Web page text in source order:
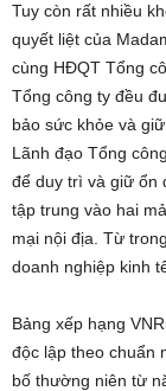
Tuy còn rất nhiều
quyết liệt của
cùng HĐQT Tổng
Tổng công ty đều
bảo sức khỏe và
Lãnh đạo Tổng
để duy trì và giữ ổn
tập trung vào hai
mại nội địa. Từ
doanh nghiệp kinh
Bảng xếp hạng
độc lập theo chuẩn
bố thường niên từ